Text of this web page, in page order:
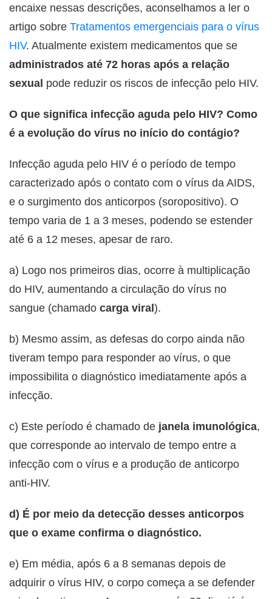
encaixe nessas descrições, aconselhamos a ler o
artigo sobre Tratamentos emergenciais para o vírus
HIV. Atualmente existem medicamentos que se
administrados até 72 horas após a relação
sexual pode reduzir os riscos de infecção pelo HIV.
O que significa infecção aguda pelo HIV? Como
é a evolução do vírus no início do contágio?
Infecção aguda pelo HIV é o período de tempo
caracterizado após o contato com o vírus da AIDS,
e o surgimento dos anticorpos (soropositivo). O
tempo varia de 1 a 3 meses, podendo se estender
até 6 a 12 meses, apesar de raro.
a) Logo nos primeiros dias, ocorre à multiplicação
do HIV, aumentando a circulação do vírus no
sangue (chamado carga viral ).
b) Mesmo assim, as defesas do corpo ainda não
tiveram tempo para responder ao vírus, o que
impossibilita o diagnóstico imediatamente após a
infecção.
c) Este período é chamado de janela imunológica,
que corresponde ao intervalo de tempo entre a
infecção com o vírus e a produção de anticorpo
anti-HIV.
d) É por meio da detecção desses anticorpos
que o exame confirma o diagnóstico.
e) Em média, após 6 a 8 semanas depois de
adquirir o vírus HIV, o corpo começa a se defender